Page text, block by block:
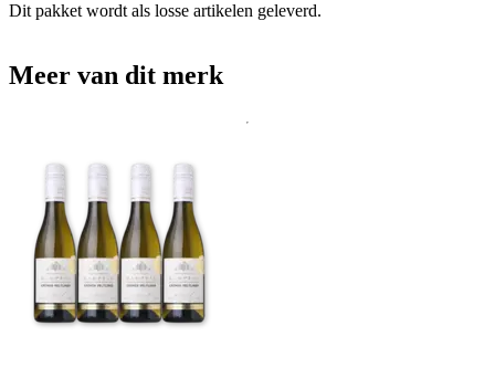
Dit pakket wordt als losse artikelen geleverd.
Meer van dit merk